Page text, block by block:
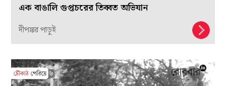
এক বাঙালি গুপ্তচরের তিব্বত অভিযান
দীপঙ্কর পাড়ুই